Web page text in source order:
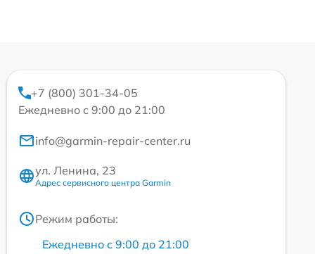
+7 (800) 301-34-05
Ежедневно с 9:00 до 21:00
info@garmin-repair-center.ru
ул. Ленина, 23
Адрес сервисного центра Garmin
Режим работы:
Ежедневно с 9:00 до 21:00